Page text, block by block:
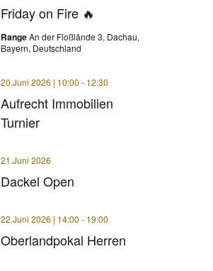
Friday on Fire 🔥
RangeAn der Floßlände 3, Dachau,
Bayern, Deutschland
Aufrecht Immobilien
Turnier
20.Juni 2026 | 10:00 - 12:30
Dackel Open
21.Juni 2026
Oberlandpokal Herren
22.Juni 2026 | 14:00 - 19:00